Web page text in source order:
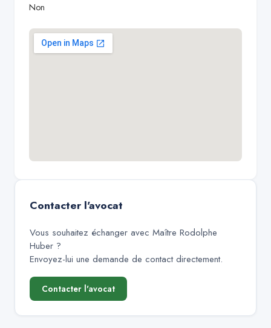
Non
Contacter l'avocat
Vous souhaitez échanger avec Maître Rodolphe
Huber ?
Envoyez-lui une demande de contact directement.
Contacter l'avocat